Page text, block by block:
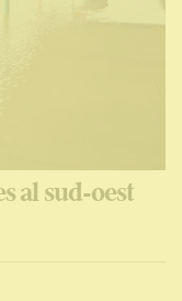
al sud-oest